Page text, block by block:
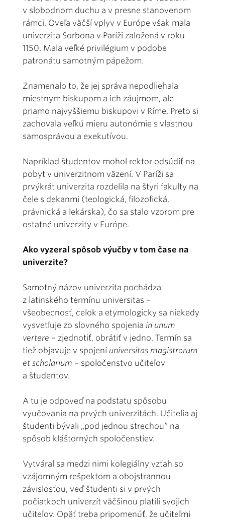
v slobodnom duchu a v presne stanovenom
rámci. Oveľa väčší vplyv v Európe však mala
univerzita Sorbona v Paríži založená v roku
1150. Mala veľké privilégium v podobe
patronátu samotným pápežom.
Znamenalo to, že jej správa nepodliehala
miestnym biskupom a ich záujmom, ale
priamo najvyššiemu biskupovi v Ríme. Preto si
zachovala veľkú mieru autonómie s vlastnou
samosprávou a exekutívou.
Napríklad študentov mohol rektor odsúdiť na
pobyt v univerzitnom väzení. V Paríži sa
prvýkrát univerzita rozdelila na štyri fakulty na
čele s dekanmi (teologická, filozofická,
právnická a lekárska), čo sa stalo vzorom pre
ostatné univerzity v Európe.
Ako vyzeral spôsob výučby v tom čase na
univerzite?
Samotný názov univerzita pochádza
z latinského termínu universitas –
všeobecnosť, celok a etymologicky sa niekedy
vysvetľuje zo slovného spojenia in unum
vertere – zjednotiť, obrátiť v jedno. Termín sa
tiež objavuje v spojení universitas magistrorum
et scholarium – spoločenstvo učiteľov
a študentov.
A tu je odpoveď na podstatu spôsobu
vyučovania na prvých univerzitách. Učitelia aj
študenti bývali „pod jednou strechou“ na
spôsob kláštorných spoločenstiev.
Vytváral sa medzi nimi kolegiálny vzťah so
vzájomným rešpektom a obojstrannou
závislosťou, veď študenti si v prvých
počiatkoch univerzít väčšinou platili svojich
učiteľov. Opäť treba pripomenúť, že učiteľmi